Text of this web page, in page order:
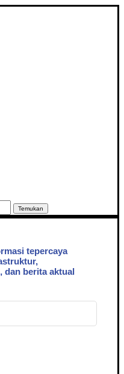
Temukan
tepercaya
dan berita aktual